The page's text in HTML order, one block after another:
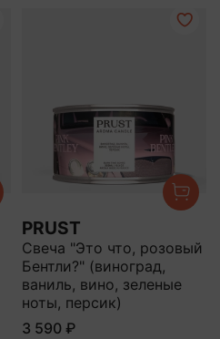
PRUST
Свеча "Это что, розовый
Бентли?" (виноград,
ваниль, вино, зеленые
ноты, персик)
3 590 ₽